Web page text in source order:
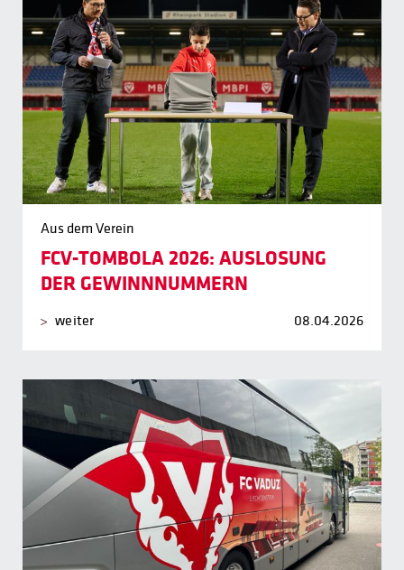
Aus dem Verein
FCV-TOMBOLA 2026: AUSLOSUNG
DER GEWINNNUMMERN
weiter 08.04.2026